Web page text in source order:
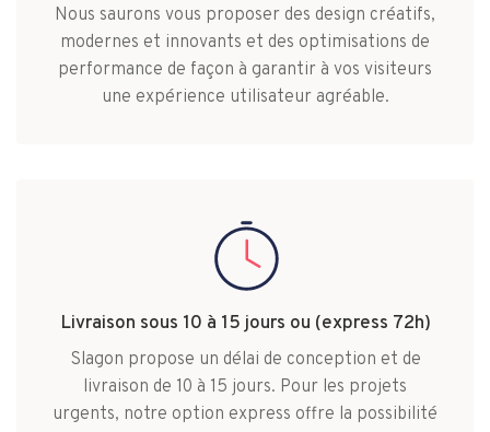
Nous saurons vous proposer des design créatifs,
modernes et innovants et des optimisations de
performance de façon à garantir à vos visiteurs
une expérience utilisateur agréable.
Livraison sous 10 à 15 jours ou (express 72h)
Slagon propose un délai de conception et de
livraison de 10 à 15 jours. Pour les projets
urgents, notre option express offre la possibilité